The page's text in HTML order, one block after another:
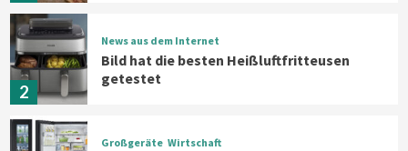
2
News aus dem Internet
Bild hat die besten Heißluftfritteusen
getestet
Großgeräte Wirtschaft